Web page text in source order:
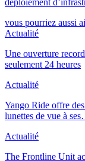
déploiement
vous pourriez aussi
Actualité
Une ouverture
seulement 24 heures
Actualité
Yango Ride offre
lunettes de vue à
Actualité
The Frontline Unit